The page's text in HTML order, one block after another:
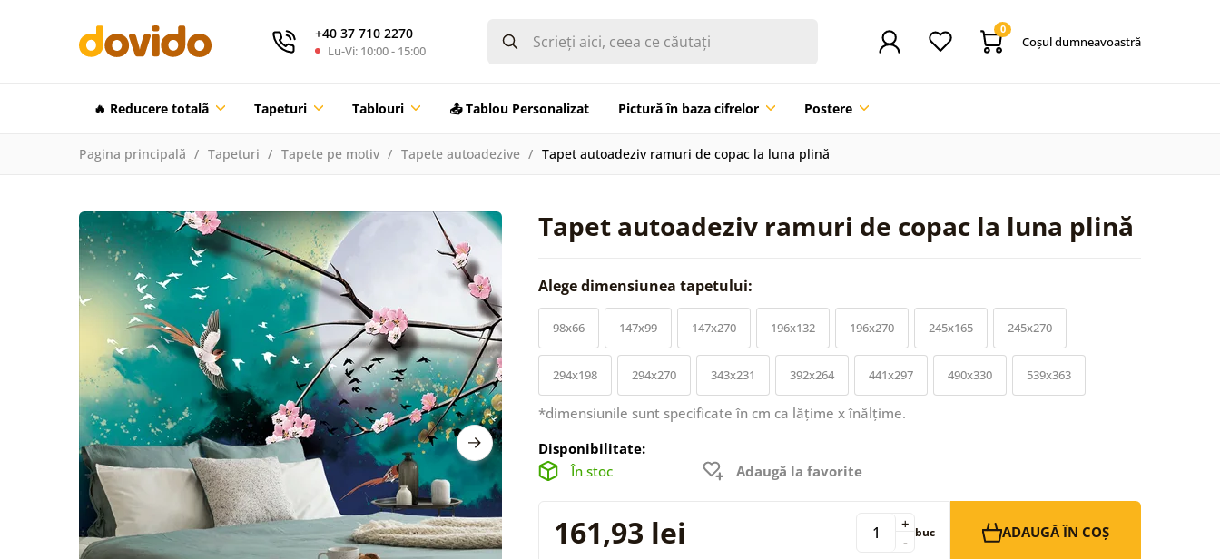
+40 37 710 2270
Lu-Vi: 10:00 - 15:00
0
Coşul dumneavoastră
🔥 Reducere totalã Tapeturi Tablouri 📤 Tablou Personalizat Pictură în baza cifrelor Postere
Pagina principală Tapeturi Tapete pe motiv Tapete autoadezive Tapet autoadeziv ramuri de copac la luna plină
Tapet autoadeziv ramuri de copac la luna plină
Alege dimensiunea tapetului:
98x66 147x99 147x270 196x132 196x270 245x165 245x270
294x198 294x270 343x231 392x264 441x297 490x330 539x363
*dimensiunile sunt specificate în cm ca lățime x înălțime.
Disponibilitate:
În stoc
Adaugă la favorite
161,93 lei -
+ buc ADAUGĂ ÎN COȘ